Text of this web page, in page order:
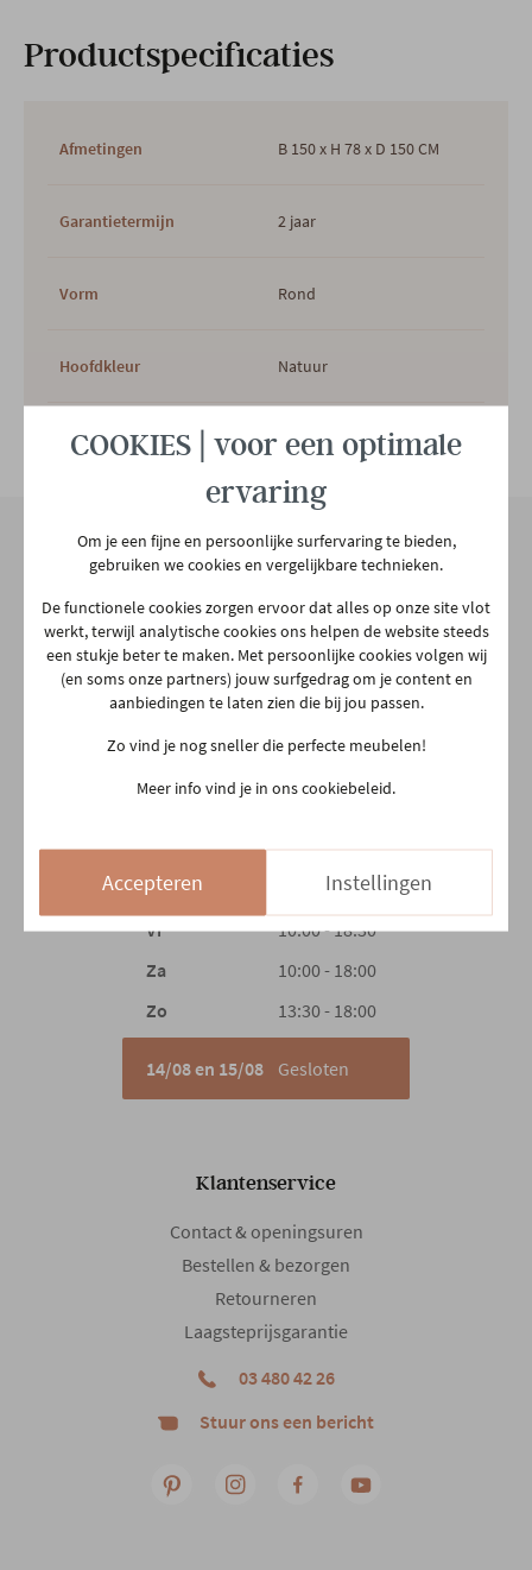
Productspecificaties
Bekijk alle specificiaties
Afmetingen B 150 x H 78 x D 150 CM
Garantietermijn 2 jaar
Vorm Rond
Hoofdkleur Natuur
2e kleur ZWART
Hout
Type poten Centraal
Woonstijl
Gewicht
Aarschotsesteenweg 151
2500 Lier
03 480 42 26
Woe
Do
Gesloten
Vr
10:00 - 18:30
Za
10:00 - 18:00
Zo
13:30 - 18:00
14/08 en 15/08 Gesloten
Klantenservice
Contact & openingsuren
Bestellen & bezorgen
Retourneren
Laagsteprijsgarantie
03 480 42 26
Stuur ons een bericht
COOKIES | voor een optimale
ervaring
Om je een fijne en persoonlijke surfervaring te bieden,
gebruiken we cookies en vergelijkbare technieken.
De functionele cookies zorgen ervoor dat alles op onze site vlot
werkt, terwijl analytische cookies ons helpen de website steeds
een stukje beter te maken. Met persoonlijke cookies volgen wij
(en soms onze partners) jouw surfgedrag om je content en
aanbiedingen te laten zien die bij jou passen.
Zo vind je nog sneller die perfecte meubelen!
Meer info vind je in ons cookiebeleid.
Accepteren Instellingen